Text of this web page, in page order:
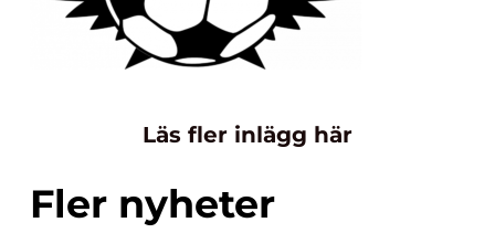
Läs fler inlägg här
Fler nyheter